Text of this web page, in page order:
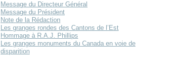
Message du Directeur Général
Message du Président
Note de la Rédaction
Les granges rondes des Cantons de l’Est
Hommage à R.A.J. Phillips
Les granges monuments du Canada en voie de
disparition